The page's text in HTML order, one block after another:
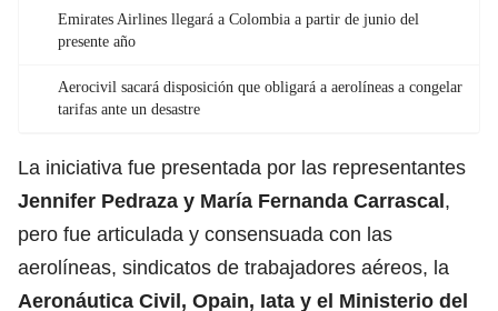
Emirates Airlines llegará a Colombia a partir de junio del
presente año
Aerocivil sacará disposición que obligará a aerolíneas a congelar
tarifas ante un desastre
La iniciativa fue presentada por las representantes
Jennifer Pedraza y María Fernanda Carrascal,
pero fue articulada y consensuada con las
aerolíneas, sindicatos de trabajadores aéreos, la
Aeronáutica Civil, Opain, Iata y el Ministerio del